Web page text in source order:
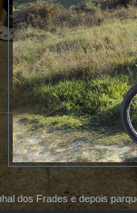
dos Frades e depois